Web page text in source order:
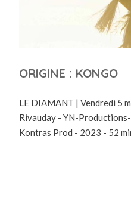
ORIGINE : KONGO
LE DIAMANT | Vendredi 5
Rivauday - YN-
Kontras Prod - 2023 - 52